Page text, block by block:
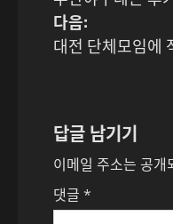
시
물
비
게
이
다음:
대전 단체모임에
답글 남기기
이메일 주소는 공개
댓글 *